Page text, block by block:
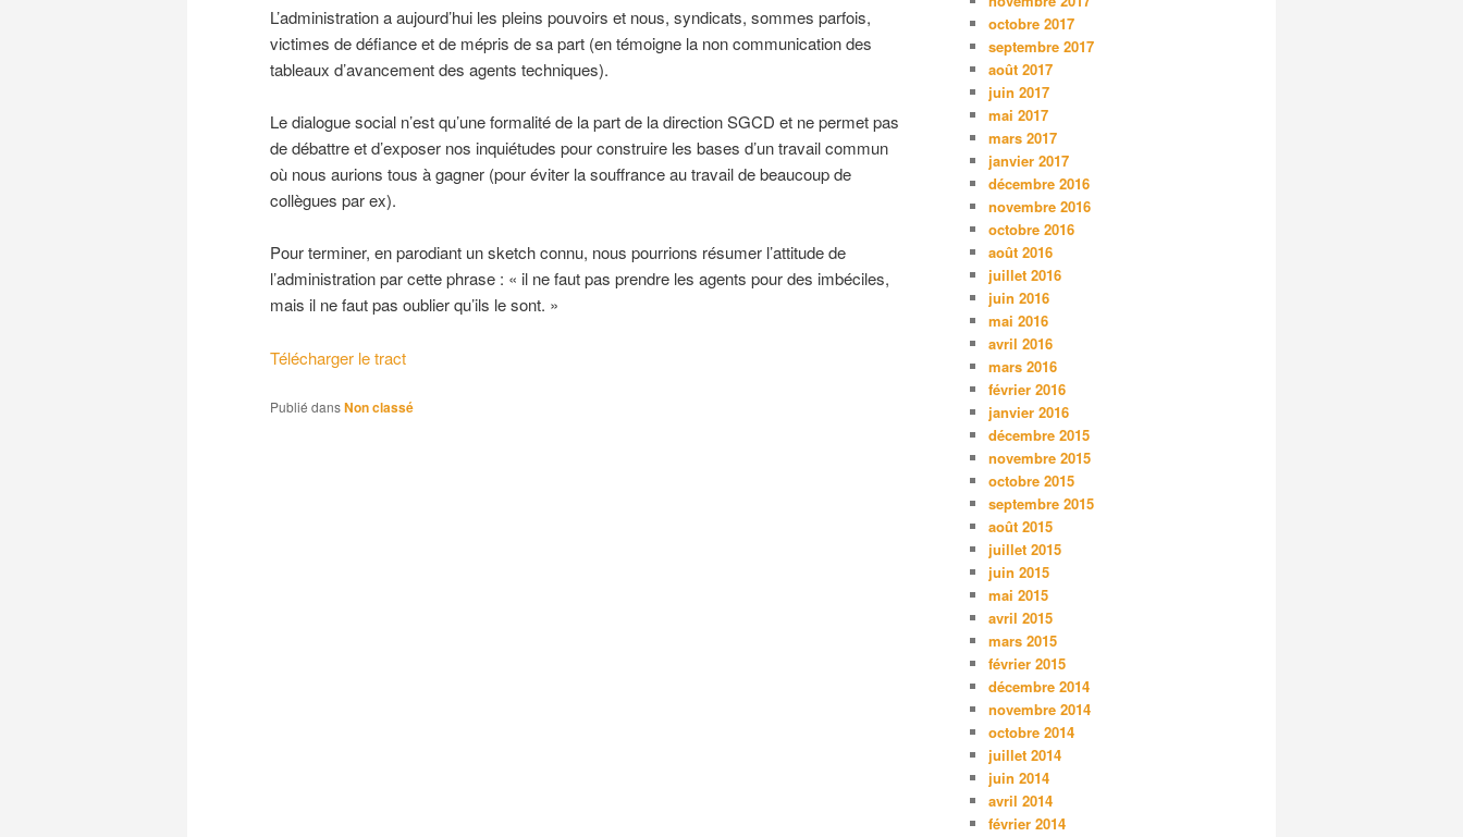
L’administration a aujourd’hui les pleins pouvoirs et nous, syndicats, sommes parfois,
victimes de défiance et de mépris de sa part (en témoigne la non communication des
tableaux d’avancement des agents techniques).
Le dialogue social n’est qu’une formalité de la part de la direction SGCD et ne permet pas
de débattre et d’exposer nos inquiétudes pour construire les bases d’un travail commun
où nous aurions tous à gagner (pour éviter la souffrance au travail de beaucoup de
collègues par ex).
Pour terminer, en parodiant un sketch connu, nous pourrions résumer l’attitude de
l’administration par cette phrase : « il ne faut pas prendre les agents pour des imbéciles,
mais il ne faut pas oublier qu’ils le sont. »
Télécharger le tract
Publié dansNon classé
octobre 2017
septembre 2017
août 2017
juin 2017
mai 2017
mars 2017
janvier 2017
décembre 2016
novembre 2016
octobre 2016
août 2016
juillet 2016
juin 2016
mai 2016
avril 2016
mars 2016
février 2016
janvier 2016
décembre 2015
novembre 2015
octobre 2015
septembre 2015
août 2015
juillet 2015
juin 2015
mai 2015
avril 2015
mars 2015
février 2015
décembre 2014
novembre 2014
octobre 2014
juillet 2014
juin 2014
avril 2014
février 2014